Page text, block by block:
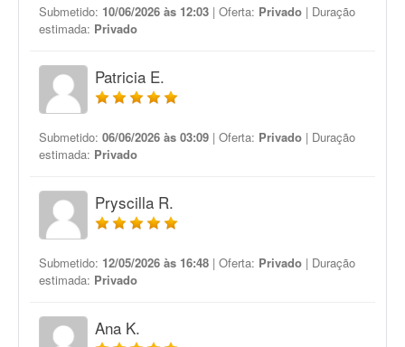
Submetido: 10/06/2026 às 12:03 | Oferta: Privado | Duração
estimada: Privado
Patricia E.
Submetido: 06/06/2026 às 03:09 | Oferta: Privado | Duração
estimada: Privado
Pryscilla R.
Submetido: 12/05/2026 às 16:48 | Oferta: Privado | Duração
estimada: Privado
Ana K.